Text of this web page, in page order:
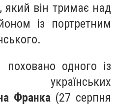
який він тримає над
із портретним
одного із
українських
Франка(27 серпня